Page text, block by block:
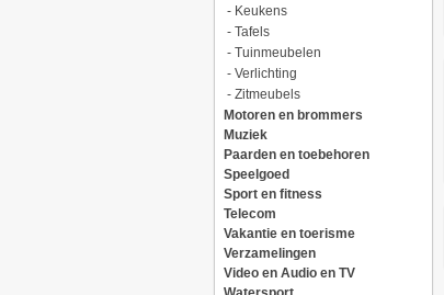
- Keukens
- Tafels
- Tuinmeubelen
- Verlichting
- Zitmeubels
Motoren en brommers
Muziek
Paarden en toebehoren
Speelgoed
Sport en fitness
Telecom
Vakantie en toerisme
Verzamelingen
Video en Audio en TV